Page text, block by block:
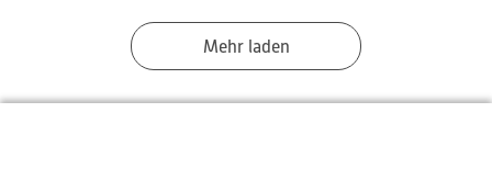
Mehr laden